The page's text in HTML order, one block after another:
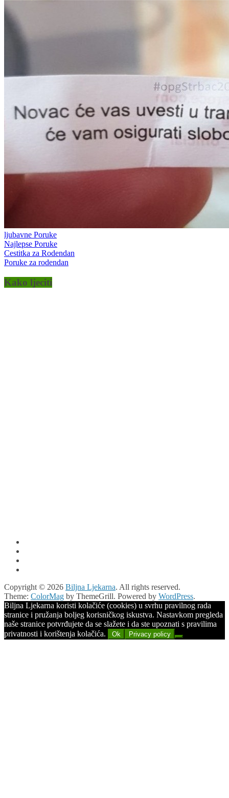
ljubavne Poruke
Najlepse Poruke
Cestitka za Rodendan
Poruke za rodendan
Kako ljeciti
Copyright © 2026 Biljna Ljekarna. All rights reserved.
Theme: ColorMag by ThemeGrill. Powered by WordPress.
Biljna Ljekarna koristi kolačiće (cookies) u svrhu pravilnog rada
stranice i pružanja boljeg korisničkog iskustva. Nastavkom pregleda
naše stranice potvrđujete da se slažete i da ste upoznati s pravilima
privatnosti i korištenja kolačića.
Ok Privacy policy